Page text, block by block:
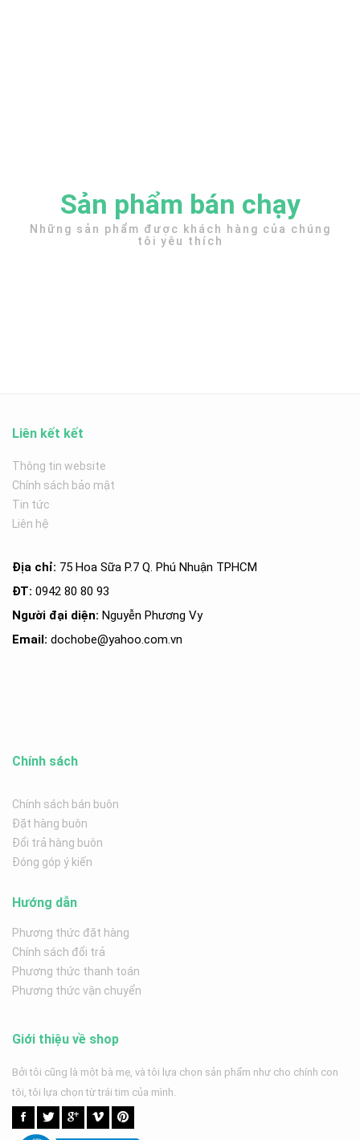
Sản phẩm bán chạy
Những sản phẩm được khách hàng của chúng
tôi yêu thích
Liên kết kết
Thông tin website
Chính sách bảo mật
Tin tức
Liên hệ
Địa chỉ: 75 Hoa Sữa P.7 Q. Phú Nhuận TPHCM
ĐT: 0942 80 80 93
Người đại diện: Nguyễn Phương Vy
Email: dochobe@yahoo.com.vn
Chính sách
Chính sách bán buôn
Đặt hàng buôn
Đổi trả hàng buôn
Đóng góp ý kiến
Hướng dẫn
Phương thức đặt hàng
Chính sách đổi trả
Phương thức thanh toán
Phương thức vận chuyển
Giới thiệu về shop
Bởi tôi cũng là một bà mẹ, và tôi lựa chọn sản phẩm như cho chính con
tôi, tôi lựa chọn từ trái tim của mình.